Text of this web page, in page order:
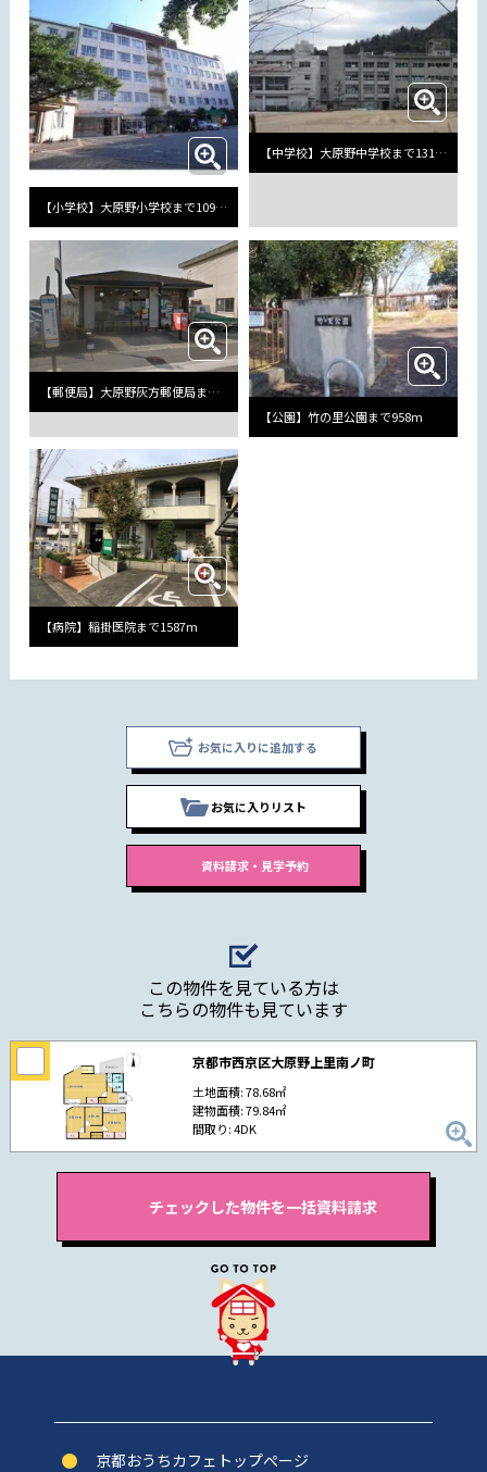
【小学校】大原野小学校まで1090m
【中学校】大原野中学校まで1319m
【郵便局】大原野灰方郵便局まで683m
【公園】竹の里公園まで958m
【病院】稲掛医院まで1587m
お気に入りに追加する
お気に入りリスト
この物件を見ている方は
こちらの物件も見ています
京都市西京区大原野上里南ノ町
土地面積: 78.68㎡
建物面積: 79.84㎡
間取り: 4DK
京都おうちカフェトップぺージ